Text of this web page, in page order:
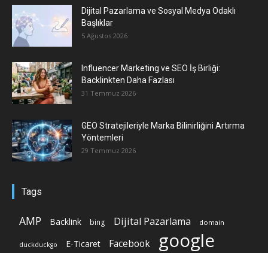
Dijital Pazarlama ve Sosyal Medya Odaklı
Başlıklar
5 Ağustos 2026
Influencer Marketing ve SEO İş Birliği:
Backlinkten Daha Fazlası
31 Temmuz 2026
GEO Stratejileriyle Marka Bilinirliğini Artırma
Yöntemleri
29 Temmuz 2026
Tags
AMP Backlink bing Dijital Pazarlama domain
duckduckgo E-Ticaret Facebook google